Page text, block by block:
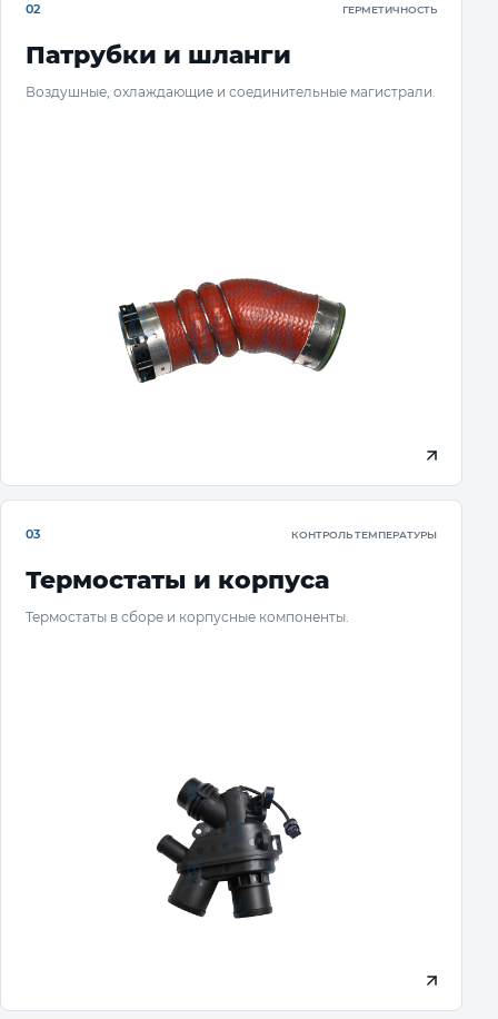
02 ГЕРМЕТИЧНОСТЬ
Патрубки и шланги
Воздушные, охлаждающие и соединительные магистрали.
03 КОНТРОЛЬ ТЕМПЕРАТУРЫ
Термостаты и корпуса
Термостаты в сборе и корпусные компоненты.